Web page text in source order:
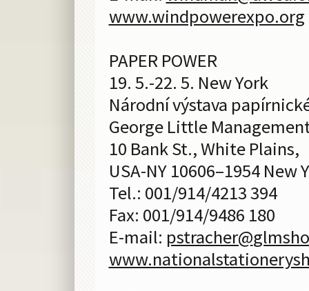
www.windpowerexpo.org
PAPER POWER
19. 5.-22. 5. New York
Národní výstava
George Little
10 Bank St., White Plains,
USA-NY 10606–1954 New
Tel.: 001/914/4213 394
Fax: 001/914/9486 180
E-mail: pstracher@